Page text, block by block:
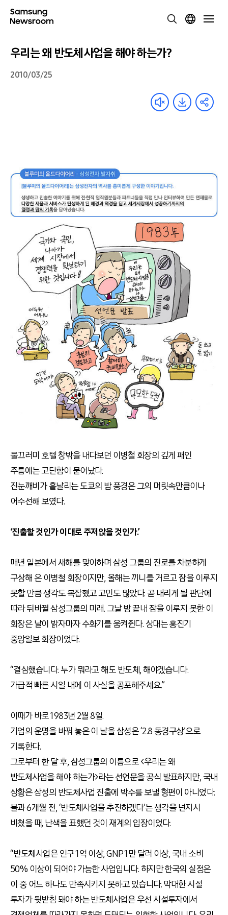
우리는 왜 반도체사업을 해야 하는가?
2010/03/25
물끄러미 호텔 창밖을 내다보던 이병철 회장의 깊게 패인
주름에는 고단함이 묻어났다.
진눈깨비가 흩날리는 도쿄의 밤 풍경은 그의 머릿속만큼이나
어수선해 보였다.
‘진출할 것인가 이대로 주저앉을 것인가.’
매년 일본에서 새해를 맞이하며 삼성 그룹의 진로를 차분하게
구상해 온 이병철 회장이지만, 올해는 끼니를 거르고 잠을 이루지
못할 만큼 생각도 복잡했고 고민도 많았다. 곧 내리게 될 판단에
따라 뒤바뀔 삼성그룹의 미래. 그날 밤 끝내 잠을 이루지 못한 이
회장은 날이 밝자마자 수화기를 움켜쥔다. 상대는 홍진기
중앙일보 회장이었다.
“결심했습니다. 누가 뭐라고 해도 반도체, 해야겠습니다.
가급적 빠른 시일 내에 이 사실을 공포해주세요.”
이때가 바로 1983년 2월 8일.
기업의 운명을 바꿔 놓은 이 날을 삼성은 ‘2.8 동경구상’으로
기록한다.
그로부터 한 달 후, 삼성그룹의 이름으로 <우리는 왜
반도체사업을 해야 하는가>라는 선언문을 공식 발표하지만, 국내
상황은 삼성의 반도체사업 진출에 박수를 보낼 형편이 아니었다.
불과 6개월 전, ‘반도체사업을 추진하겠다’는 생각을 넌지시
비쳤을 때, 난색을 표했던 것이 재계의 입장이었다.
“반도체사업은 인구 1억 이상, GNP 1만 달러 이상, 국내 소비
50% 이상이 되어야 가능한 사업입니다. 하지만 한국의 실정은
이 중 어느 하나도 만족시키지 못하고 있습니다. 막대한 시설
투자가 뒷받침 돼야 하는 반도체사업은 우선 시설투자에서